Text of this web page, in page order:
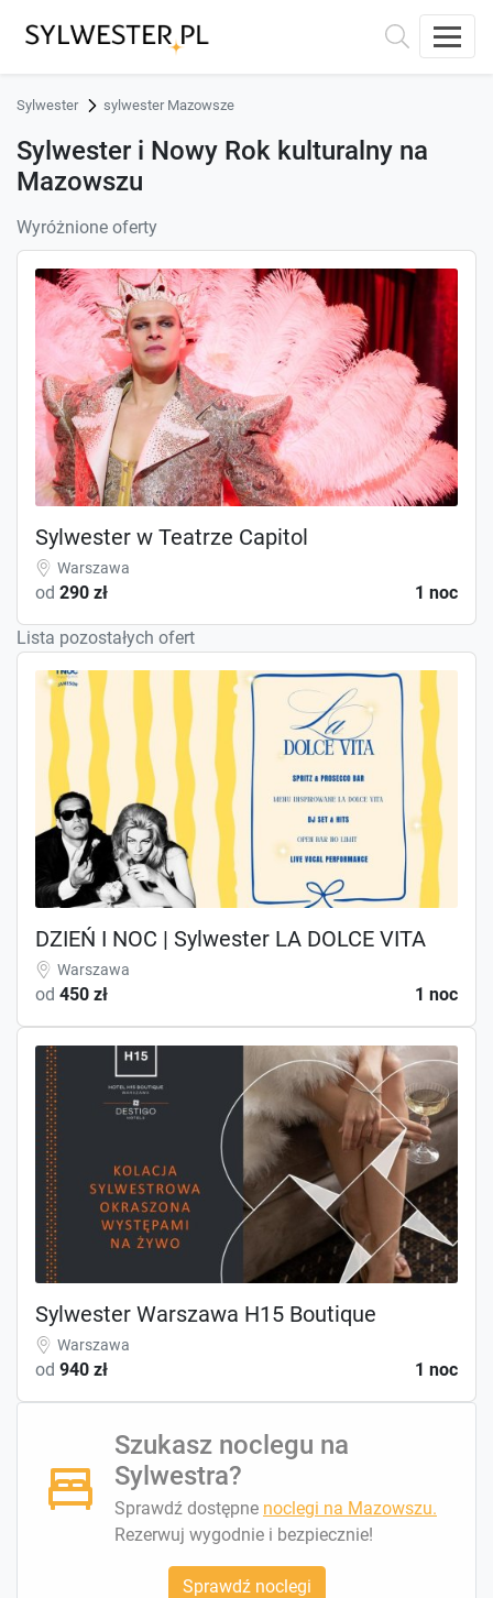
Sylwester sylwester Mazowsze
Sylwester i Nowy Rok kulturalny na
Mazowszu
Wyróżnione oferty
Sylwester w Teatrze Capitol
Warszawa
od 290 zł 1 noc
Lista pozostałych ofert
DZIEŃ I NOC | Sylwester LA DOLCE VITA
Warszawa
od 450 zł 1 noc
Sylwester Warszawa H15 Boutique
Warszawa
od 940 zł 1 noc
Szukasz noclegu na
Sylwestra?
Sprawdź dostępne noclegi na Mazowszu.
Rezerwuj wygodnie i bezpiecznie!
Sprawdź noclegi